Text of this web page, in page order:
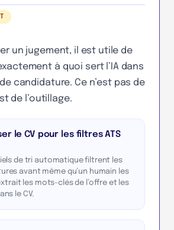
un jugement, il est utile de
à quoi sert l’IA dans
candidature. Ce n’est pas de
de l’outillage.
le CV pour les filtres ATS
de tri automatique filtrent les
avant même qu’un humain les
extrait les mots-clés de l’offre et les
le CV.